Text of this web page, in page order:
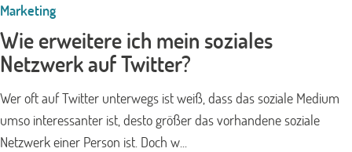
Marketing
Wie erweitere ich mein soziales
Netzwerk auf Twitter?
Wer oft auf Twitter unterwegs ist weiß, dass das soziale Medium
umso interessanter ist, desto größer das vorhandene soziale
Netzwerk einer Person ist. Doch w...